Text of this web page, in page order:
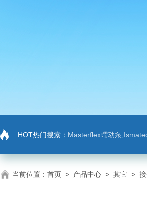
HOT热门搜索： Masterflex蠕动泵,Ismatec泵
当前位置： 首页 > 产品中心 > 其它 >